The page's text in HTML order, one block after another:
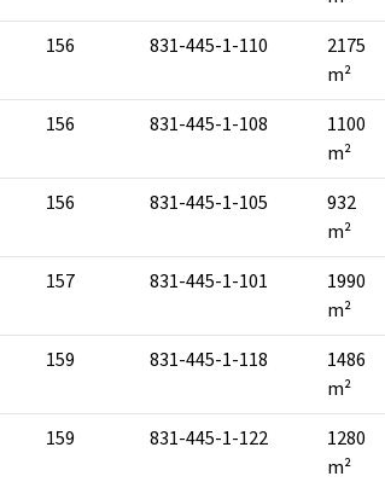
156 831-445-1-110
2175
m²
156 831-445-1-108
1100
m²
156 831-445-1-105
932
m²
157 831-445-1-101
1990
m²
159 831-445-1-118
1486
m²
159 831-445-1-122
1280
m²